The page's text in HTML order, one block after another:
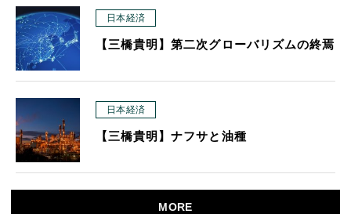
日本経済
【三橋貴明】第二次グローバリズムの終焉
日本経済
【三橋貴明】ナフサと油種
MORE